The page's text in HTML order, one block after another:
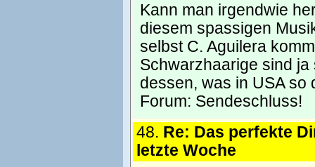
Kann man irgendwie
diesem spassigen
selbst C. Aguilera
Schwarzhaarige sind
dessen, was in USA so
Forum: Sendeschluss!
48. Re: Das perfekte
letzte Woche